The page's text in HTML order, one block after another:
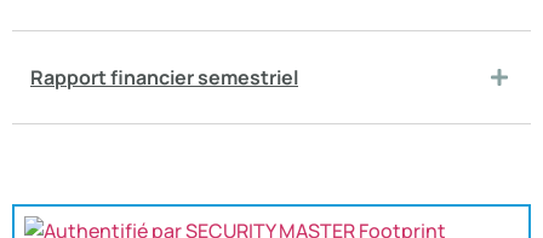
Rapport financier semestriel